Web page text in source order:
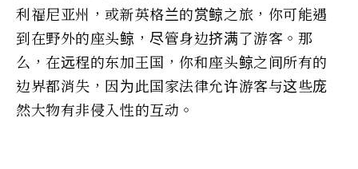
利福尼亚州，或新英格兰的赏鲸之旅，你可能遇
到在野外的座头鲸，尽管身边挤满了游客。那
么，在远程的东加王国，你和座头鲸之间所有的
边界都消失，因为此国家法律允许游客与这些庞
然大物有非侵入性的互动。